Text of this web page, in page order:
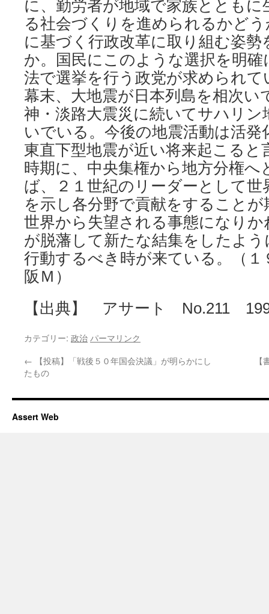
に、勤労者が地域で家族ととも
る社会づくりを進められるかど
に基づく行政改革に取り組む姿
か。国民にこのような選択を明
法で選挙を行う政党が求められて
幕末、大地震が日本列島を相次い
神・淡路大震災に続いてサハリン
いでいる。今後の地震活動は活発
東直下型地震が近い将来起こると
時期に、中央集権から地方分権
ば、２１世紀のリーダーとして
を示し各分野で貢献をすること
世界から失望される事態になり
が脱藩して新たな結集をしたよ
行動するべき時が来ている。（１
阪Ｍ）
【出典】 アサート No.211
カテゴリー: 政治 パーマリンク
← 【投稿】「戦後５０年国会決議」が明らかにし
たもの
Assert Web